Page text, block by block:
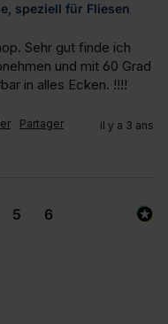
speziell für Fliesen
Sehr gut finde ich
und mit 60 Grad
in alles Ecken. !!!!
Partager il y a 3 ans
5 6